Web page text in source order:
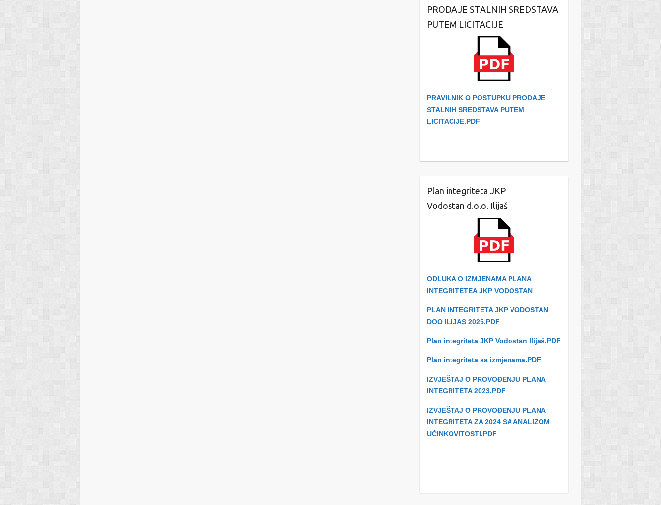
PRODAJE STALNIH SREDSTAVA
PUTEM LICITACIJE
PRAVILNIK O POSTUPKU PRODAJE
STALNIH SREDSTAVA PUTEM
LICITACIJE.PDF
Plan integriteta JKP
Vodostan d.o.o. Ilijaš
ODLUKA O IZMJENAMA PLANA
INTEGRITETEA JKP VODOSTAN
PLAN INTEGRITETA JKP VODOSTAN
DOO ILIJAS 2025.PDF
Plan integriteta JKP Vodostan Ilijaš.PDF
Plan integriteta sa izmjenama.PDF
IZVJEŠTAJ O PROVOĐENJU PLANA
INTEGRITETA 2023.PDF
IZVJEŠTAJ O PROVOĐENJU PLANA
INTEGRITETA ZA 2024 SA ANALIZOM
UČINKOVITOSTI.PDF